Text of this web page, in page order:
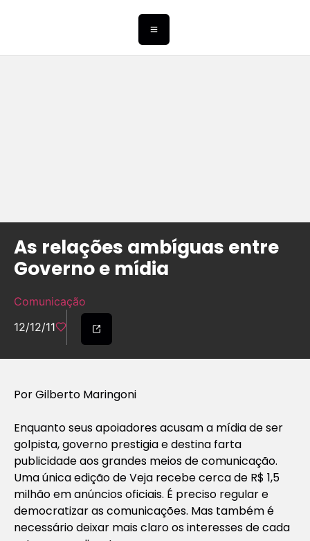
As relações ambíguas entre
Governo e mídia
Comunicação
12/12/11
Por Gilberto Maringoni
Enquanto seus apoiadores acusam a mídia de ser
golpista, governo prestigia e destina farta
publicidade aos grandes meios de comunicação.
Uma única edição de Veja recebe cerca de R$ 1,5
milhão em anúncios oficiais. É preciso regular e
democratizar as comunicações. Mas também é
necessário deixar mais claro os interesses de cada